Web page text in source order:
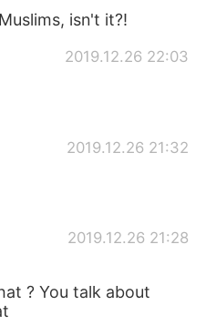
isn't it?!
2019.12.26 22:03
2019.12.26 21:32
2019.12.26 21:28
? You talk about